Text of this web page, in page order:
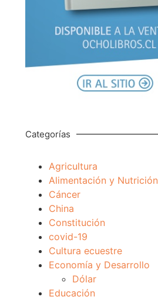
Categorías
Agricultura
Alimentación y Nutrición
Cáncer
China
Constitución
covid-19
Cultura ecuestre
Economía y Desarrollo
Dólar
Educación